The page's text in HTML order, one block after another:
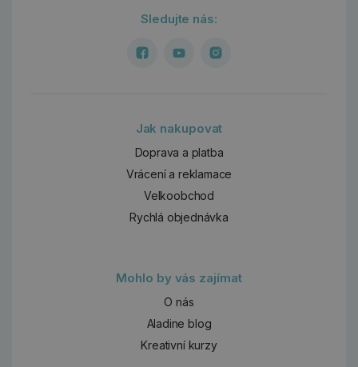
Sledujte nás:
Jak nakupovat
Doprava a platba
Vrácení a reklamace
Velkoobchod
Rychlá objednávka
Mohlo by vás zajímat
O nás
Aladine blog
Kreativní kurzy